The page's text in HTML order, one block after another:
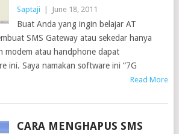
Saptaji June 18, 2011
Buat Anda yang ingin belajar AT
SMS Gateway atau sekedar hanya
modem atau handphone dapat
ini. Saya namakan software ini “7G
Read More
CARA MENGHAPUS SMS